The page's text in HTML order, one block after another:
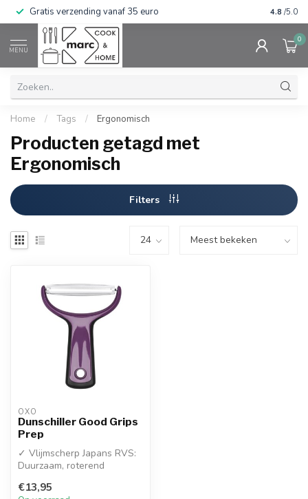
Gratis verzending vanaf 35 euro 4.8 /5.0
MENU
0
Home / Tags / Ergonomisch
Producten getagd met
Ergonomisch
Filters
OXO
Dunschiller Good Grips
Prep
✓ Vlijmscherp Japans RVS:
Duurzaam, roterend
soepel meeb...
€13,95